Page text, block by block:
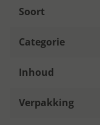
Soort
Categorie
Inhoud
Verpakking